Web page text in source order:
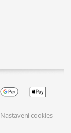
Nastavení cookies